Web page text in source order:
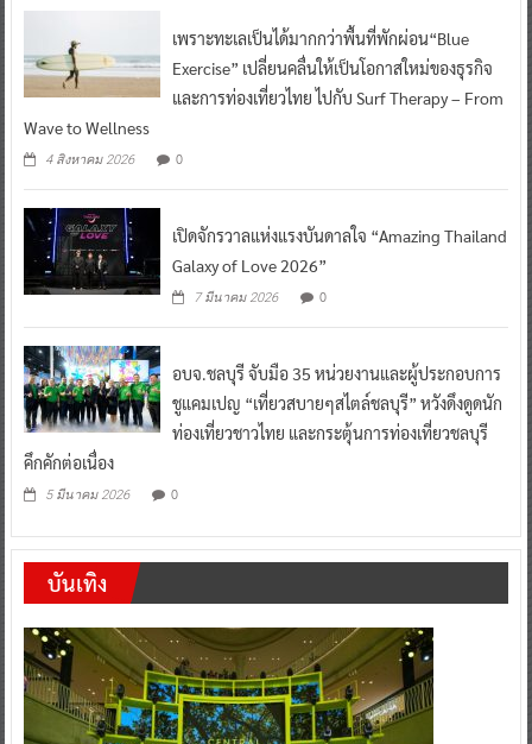
เพราะทะเลเป็นได้มากกว่าพื้นที่พักผ่อน“Blue
Exercise” เปลี่ยนคลื่นให้เป็นโอกาสใหม่ของธุรกิจ
และการท่องเที่ยวไทย ไปกับ Surf Therapy – From
Wave to Wellness
4 สิงหาคม 2026 0
เปิดจักรวาลแห่งแรงบันดาลใจ “Amazing Thailand
Galaxy of Love 2026”
7 มีนาคม 2026 0
อบจ.ชลบุรี จับมือ 35 หน่วยงานและผู้ประกอบการ
ชูแคมเปญ “เที่ยวสบายๆสไตล์ชลบุรี” หวังดึงดูดนัก
ท่องเที่ยวชาวไทย และกระตุ้นการท่องเที่ยวชลบุรี
คึกคักต่อเนื่อง
5 มีนาคม 2026 0
บันเทิง